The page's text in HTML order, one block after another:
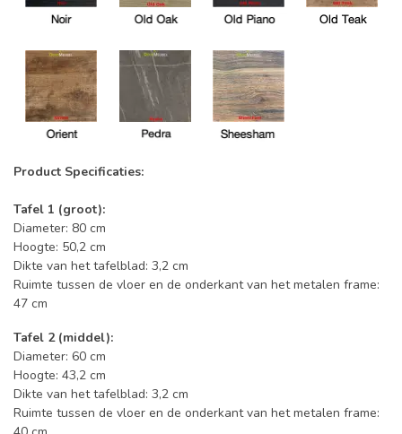
Product Specificaties:
Tafel 1 (groot):
Diameter: 80 cm
Hoogte: 50,2 cm
Dikte van het tafelblad: 3,2 cm
Ruimte tussen de vloer en de onderkant van het metalen frame:
47 cm
Tafel 2 (middel):
Diameter: 60 cm
Hoogte: 43,2 cm
Dikte van het tafelblad: 3,2 cm
Ruimte tussen de vloer en de onderkant van het metalen frame: